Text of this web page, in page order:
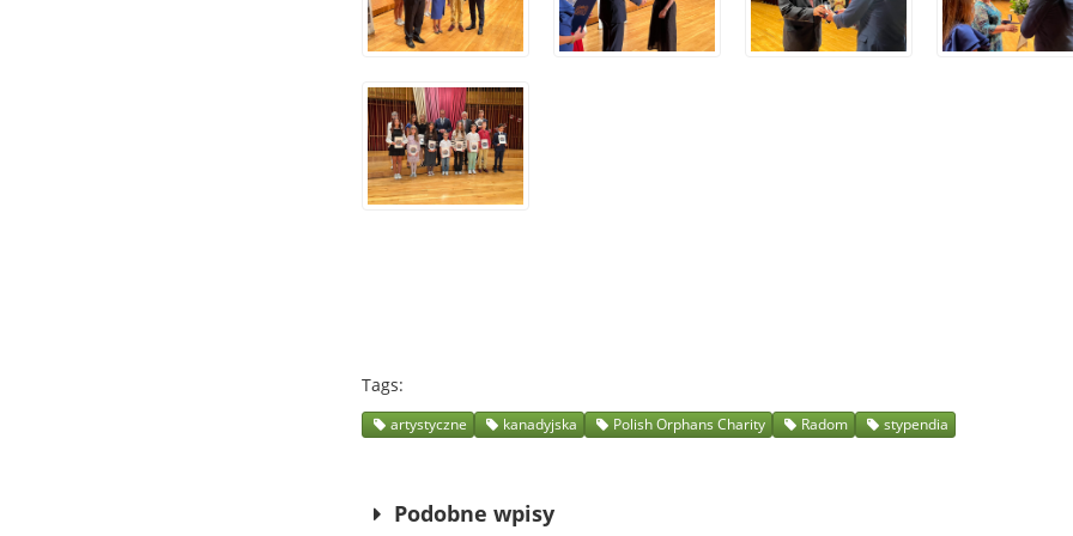
Tags
artystyczne kanadyjska Polish Orphans Charity Radom stypendia
Podobne wpisy